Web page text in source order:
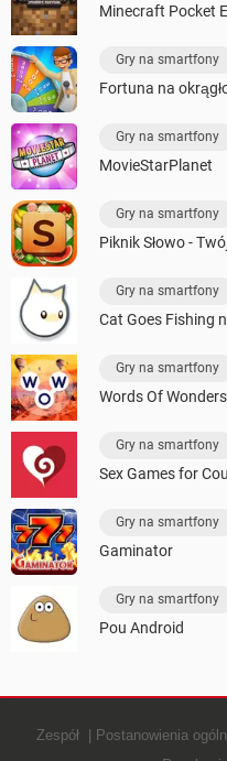
Minecraft Pocket
Gry na smartfony
Fortuna na
Gry na smartfony
MovieStarPlanet
Gry na smartfony
Piknik Słowo -
Gry na smartfony
Cat Goes Fishing
Gry na smartfony
Words Of
Gry na smartfony
Sex Games for
Gry na smartfony
Gaminator
Gry na smartfony
Pou Android
Zespół Postanowienia